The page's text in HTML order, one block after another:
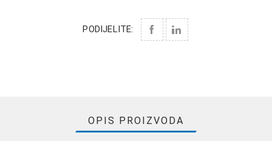
PODIJELITE:
OPIS PROIZVODA